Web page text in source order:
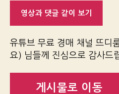
영상과 댓글 같이 보기
유튜브 무료 경매 채널 뜨디
요) 님들께 진심으로 감사드
게시물로 이동